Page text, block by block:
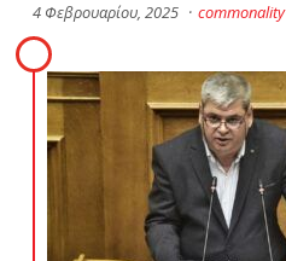
4 Φεβρουαρίου, 2025 · commonality